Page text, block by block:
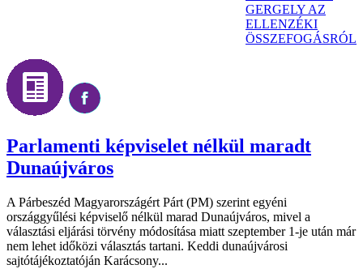
GERGELY AZ
ELLENZÉKI
ÖSSZEFOGÁSRÓL
Parlamenti képviselet nélkül maradt
Dunaújváros
A Párbeszéd Magyarországért Párt (PM) szerint egyéni
országgyűlési képviselő nélkül marad Dunaújváros, mivel a
választási eljárási törvény módosítása miatt szeptember 1-je után már
nem lehet időközi választás tartani. Keddi dunaújvárosi
sajtótájékoztatóján Karácsony...